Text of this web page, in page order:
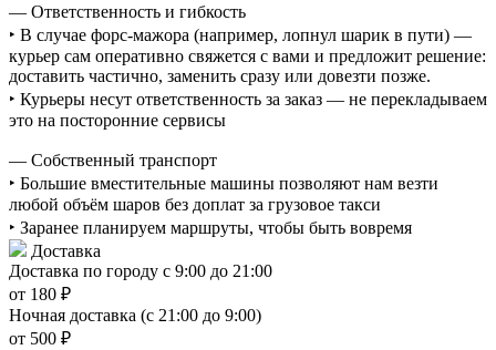
— Ответственность и гибкость
‣ В случае форс-мажора (например, лопнул шарик в пути) —
курьер сам оперативно свяжется с вами и предложит решение:
доставить частично, заменить сразу или довезти позже.
‣ Курьеры несут ответственность за заказ — не перекладываем
это на посторонние сервисы
— Собственный транспорт
‣ Большие вместительные машины позволяют нам везти
любой объём шаров без доплат за грузовое такси
‣ Заранее планируем маршруты, чтобы быть вовремя
Доставка
Доставка по городу с 9:00 до 21:00
от 180 ₽
Ночная доставка (с 21:00 до 9:00)
от 500 ₽